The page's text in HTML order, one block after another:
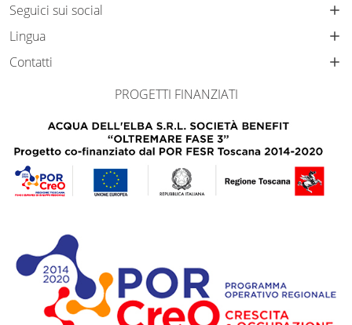
Seguici sui social
Lingua
Contatti
PROGETTI FINANZIATI